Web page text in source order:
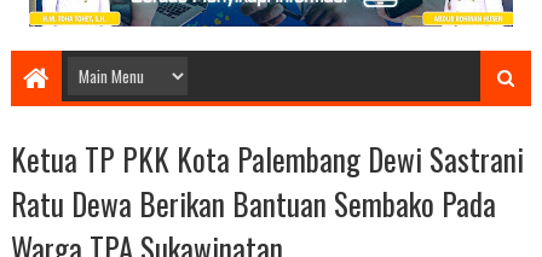
Ketua TP PKK Kota Palembang Dewi Sastrani
Ratu Dewa Berikan Bantuan Sembako Pada
Warga TPA Sukawinatan